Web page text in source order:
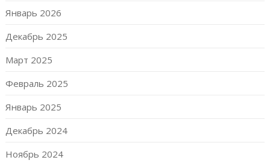
Январь 2026
Декабрь 2025
Март 2025
Февраль 2025
Январь 2025
Декабрь 2024
Ноябрь 2024